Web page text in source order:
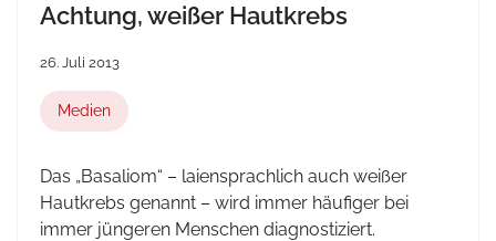
Achtung, weißer Hautkrebs
26. Juli 2013
Medien
Das „Basaliom“ – laiensprachlich auch weißer
Hautkrebs genannt – wird immer häufiger bei
immer jüngeren Menschen diagnostiziert.